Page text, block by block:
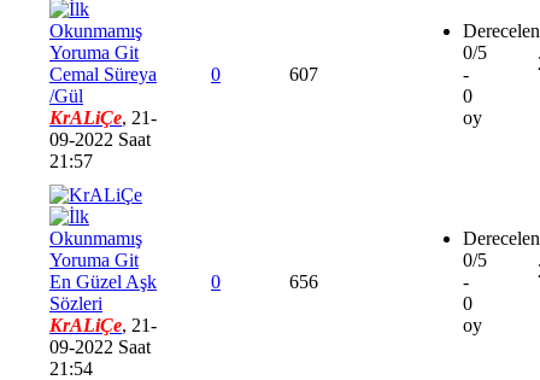
Cemal Süreya
/Gül
KrALiÇe, 21-
09-2022 Saat
21:57
0 607
0/5
-
0
oy
En Güzel Aşk
Sözleri
KrALiÇe, 21-
09-2022 Saat
21:54
0 656
0/5
-
0
oy